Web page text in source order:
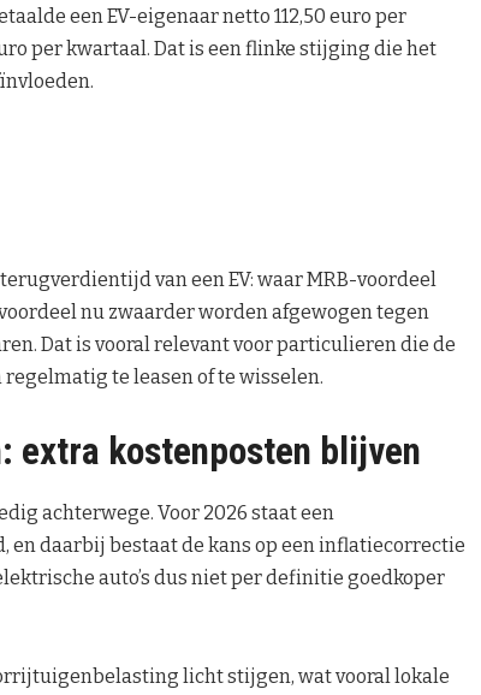
een EV-eigenaar netto 112,50 euro per
per kwartaal. Dat is een flinke stijging die het
van een EV: waar MRB-voordeel
nu zwaarder worden afgewogen tegen
Dat is vooral relevant voor particulieren die de
te leasen of te wisselen.
extra kostenposten blijven
achterwege. Voor 2026 staat een
en daarbij bestaat de kans op een inflatiecorrectie
auto’s dus niet per definitie goedkoper
licht stijgen, wat vooral lokale